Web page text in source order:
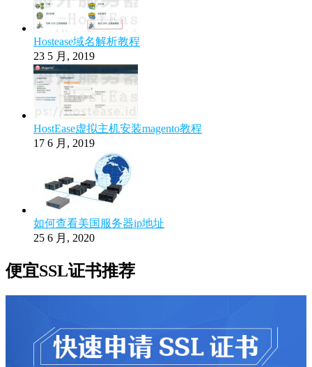
Hostease域名解析教程
23 5 月, 2019
HostEase虚拟主机安装magento教程
17 6 月, 2019
如何查看美国服务器ip地址
25 6 月, 2020
便宜SSL证书推荐